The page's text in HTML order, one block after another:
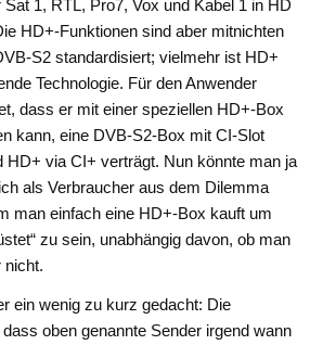
Sat 1, RTL, Pro7, Vox und Kabel 1 in HD
HD+-Funktionen sind aber mitnichten
S2 standardisiert; vielmehr ist HD+
Technologie. Für den Anwender
dass er mit einer speziellen HD+-Box
kann, eine DVB-S2-Box mit CI-Slot
HD+ via CI+ verträgt. Nun könnte man ja
als Verbraucher aus dem Dilemma
man einfach eine HD+-Box kauft um
zu sein, unabhängig davon, ob man
nicht.
ein wenig zu kurz gedacht: Die
oben genannte Sender irgend wann